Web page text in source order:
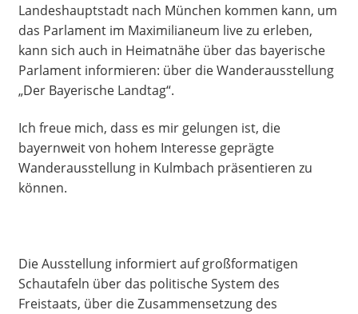
Landeshauptstadt nach München kommen kann, um
das Parlament im Maximilianeum live zu erleben,
kann sich auch in Heimatnähe über das bayerische
Parlament informieren: über die Wanderausstellung
„Der Bayerische Landtag“.
Ich freue mich, dass es mir gelungen ist, die
bayernweit von hohem Interesse geprägte
Wanderausstellung in Kulmbach präsentieren zu
können.
Die Ausstellung informiert auf großformatigen
Schautafeln über das politische System des
Freistaats, über die Zusammensetzung des